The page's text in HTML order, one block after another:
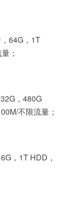
64G，1T
；
，480G
不限流量；
，1T HDD，